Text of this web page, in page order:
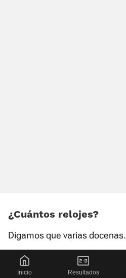
¿Cuántos relojes?
Digamos que varias docenas.
¿Y coches?
Inicio Resultados